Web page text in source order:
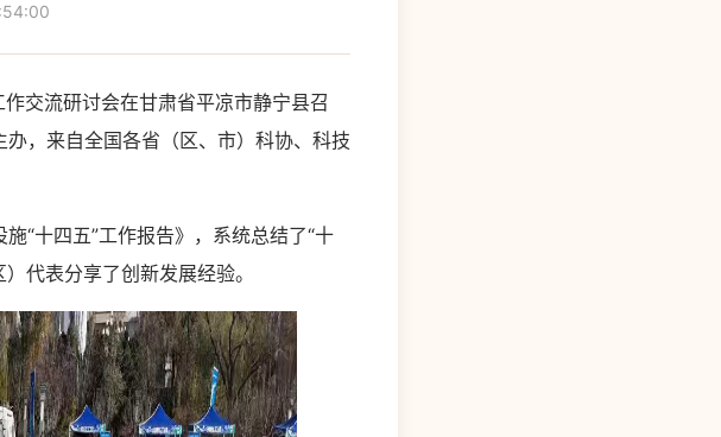
交流研讨会在甘肃省平凉市静宁县召
，来自全国各省（区、市）科协、科技
十四五”工作报告》，系统总结了“十
代表分享了创新发展经验。